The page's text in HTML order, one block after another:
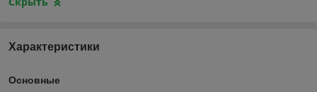
Характеристики
Основные